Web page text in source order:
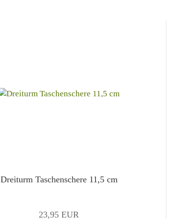
Dreiturm Taschenschere 11,5 cm
23,95 EUR